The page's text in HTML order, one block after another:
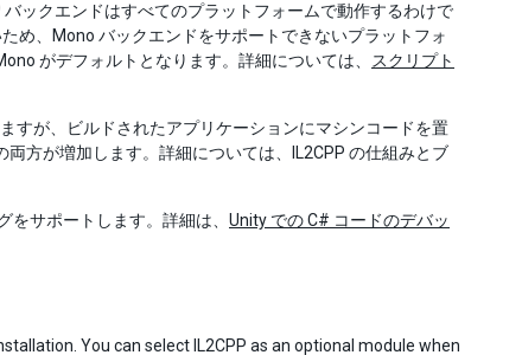
ックエンドはすべてのプラットフォームで動作するわけで
め、Mono バックエンドをサポートできないプラットフォ
がデフォルトとなります。詳細については、
スクリプト
すが、ビルドされたアプリケーションにマシンコードを置
方が増加します。詳細については、IL2CPP の仕組みとブ
をサポートします。詳細は、 Unity での C# コードのデバッ
You can select IL2CPP as an optional module when